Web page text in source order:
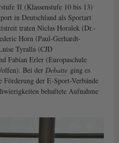
II (Klassenstufe 10 bis 13)
in Deutschland als Sportart
traten Niclas Horalek (Dr.-
Horn (Paul-Gerhardt-
Tyralla (CJD
Fabian Erler (Europaschule
Bei der Debatte ging es
der E-Sport-Verbände
behaftete Aufnahme